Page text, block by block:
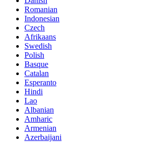
Romanian
Indonesian
Czech
Afrikaans
Swedish
Polish
Basque
Catalan
Esperanto
Hindi
Lao
Albanian
Amharic
Armenian
Azerbaijani